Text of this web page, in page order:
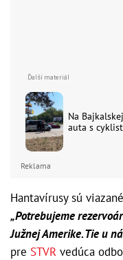
Na
auta s
Reklama
Hantavírusy sú
„Potrebujeme
Južnej Amerike. Tie u
pre STVR vedúca